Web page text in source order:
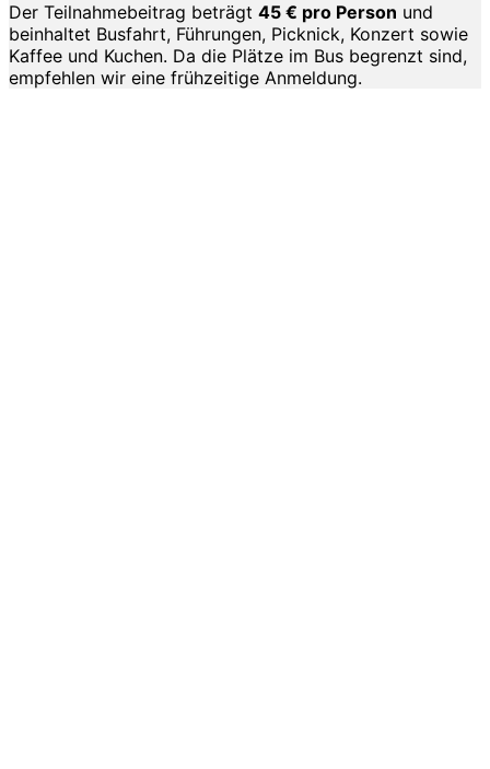
Der Teilnahmebeitrag beträgt 45 € pro Person und
beinhaltet Busfahrt, Führungen, Picknick, Konzert sowie
Kaffee und Kuchen. Da die Plätze im Bus begrenzt sind,
empfehlen wir eine frühzeitige Anmeldung.